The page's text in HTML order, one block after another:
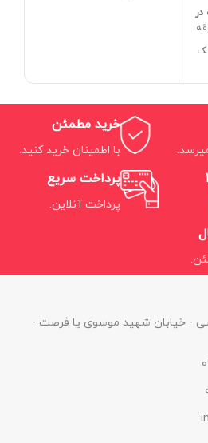
خرید مطمئن
با اطمینان خرید کنید.
پرداخت سریع
پرداخت آنلاین.
- خیابان شهید موسوی یا فرصت -